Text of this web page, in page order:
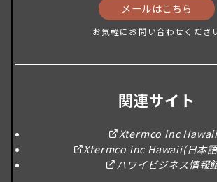
メールはこちら
お気軽にお問い合わせくださ
関連サイト
Xtermco inc Hawaii
Xtermco inc Hawaii(日本
ハワイビジネス情報